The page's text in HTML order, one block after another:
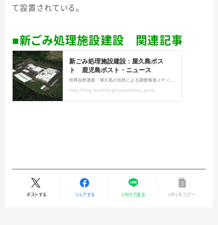
て設置されている。
■新ごみ処理施設建設 関連記事
ポストする シェアする LINEで送る URLをコピー